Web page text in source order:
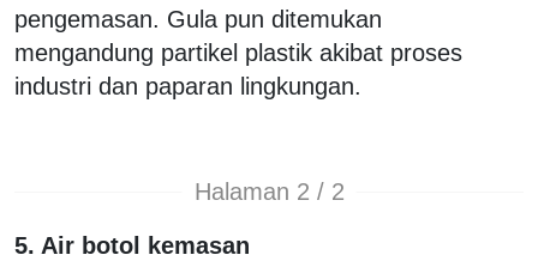
pengemasan. Gula pun ditemukan
mengandung partikel plastik akibat proses
industri dan paparan lingkungan.
Halaman 2 / 2
5. Air botol kemasan